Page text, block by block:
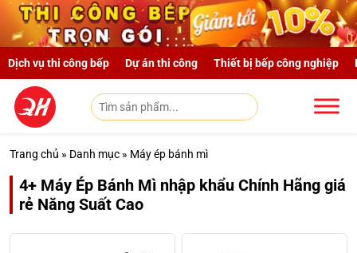
Skip to main content
Dịch vụ thi công bếp Dự án thi công Thiết bị bếp công nghiệp
Trang chủ » Danh mục » Máy ép bánh mì
4+ Máy Ép Bánh Mì nhập khẩu Chính Hãng giá
rẻ Năng Suất Cao